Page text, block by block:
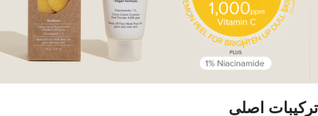
ترکیبات اصلی